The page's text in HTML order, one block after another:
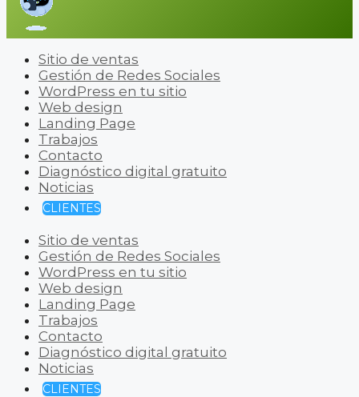
Sitio de ventas
Gestión de Redes Sociales
WordPress en tu sitio
Web design
Landing Page
Trabajos
Contacto
Diagnóstico digital gratuito
Noticias
CLIENTES
Sitio de ventas
Gestión de Redes Sociales
WordPress en tu sitio
Web design
Landing Page
Trabajos
Contacto
Diagnóstico digital gratuito
Noticias
CLIENTES